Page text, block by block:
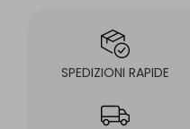
SPEDIZIONI RAPIDE